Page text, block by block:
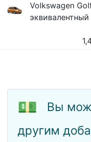
Volkswagen
💵
Вы
другим